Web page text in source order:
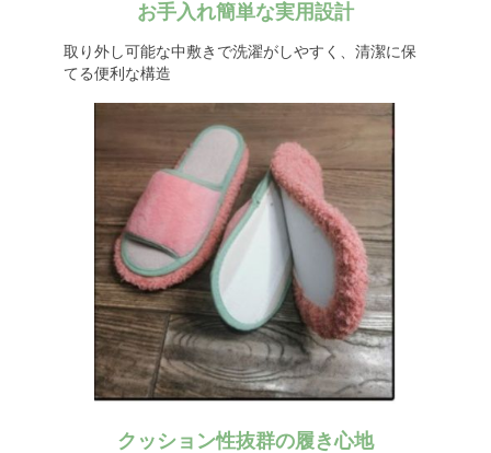
お手入れ簡単な実用設計
取り外し可能な中敷きで洗濯がしやすく、清潔に保
てる便利な構造
クッション性抜群の履き心地